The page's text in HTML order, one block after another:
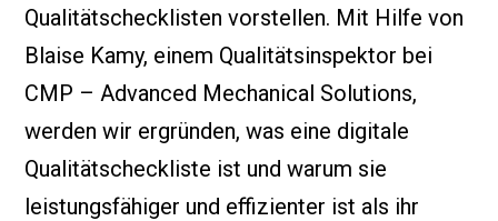
Qualitätschecklisten vorstellen. Mit Hilfe von
Blaise Kamy, einem Qualitätsinspektor bei
CMP – Advanced Mechanical Solutions,
werden wir ergründen, was eine digitale
Qualitätscheckliste ist und warum sie
leistungsfähiger und effizienter ist als ihr